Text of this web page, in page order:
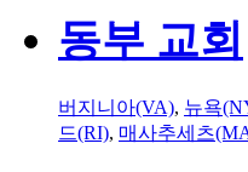
동부 교회
버지니아(VA), 뉴욕
드(RI), 매사추세츠